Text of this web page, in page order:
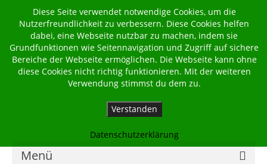
Menü
Diese Seite verwendet notwendige Cookies, um die
Nutzerfreundlichkeit zu verbessern. Diese Cookies helfen
dabei, eine Webseite nutzbar zu machen, indem sie
Grundfunktionen wie Seitennavigation und Zugriff auf sichere
Bereiche der Webseite ermöglichen. Die Webseite kann ohne
diese Cookies nicht richtig funktionieren. Mit der weiteren
Verwendung stimmst du dem zu.
Verstanden
Datenschutzerklärung